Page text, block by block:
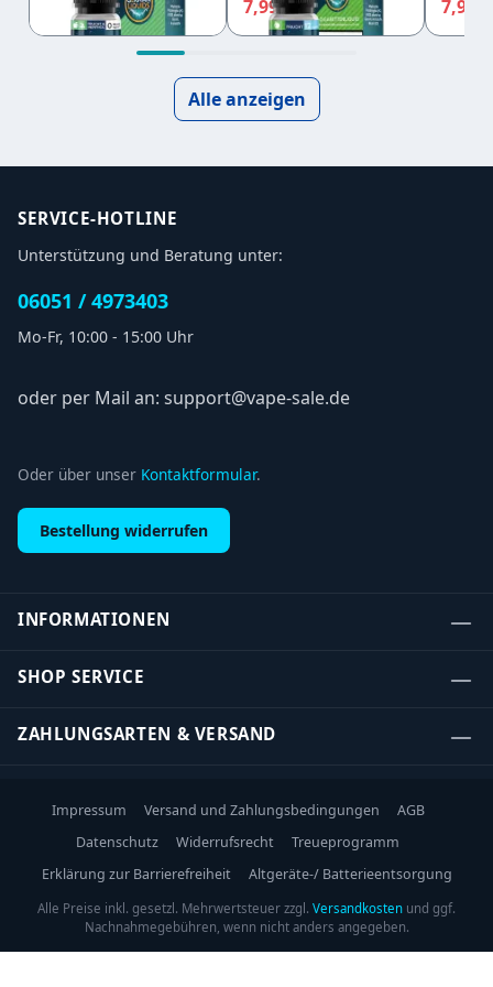
7,99 € 8,40 € 7,99 € 8,40 € 7,99
Alle anzeigen
SERVICE-HOTLINE
Unterstützung und Beratung unter:
06051 / 4973403
Mo-Fr, 10:00 - 15:00 Uhr
oder per Mail an: support@vape-sale.de
Oder über unser Kontaktformular.
Bestellung widerrufen
INFORMATIONEN
SHOP SERVICE
ZAHLUNGSARTEN & VERSAND
Impressum Versand und Zahlungsbedingungen
AGB
Datenschutz
Widerrufsrecht
Treueprogramm
Erklärung zur Barrierefreiheit
Altgeräte-/ Batterieentsorgung
Alle Preise inkl. gesetzl. Mehrwertsteuer zzgl. Versandkosten und ggf.
Nachnahmegebühren, wenn nicht anders angegeben.